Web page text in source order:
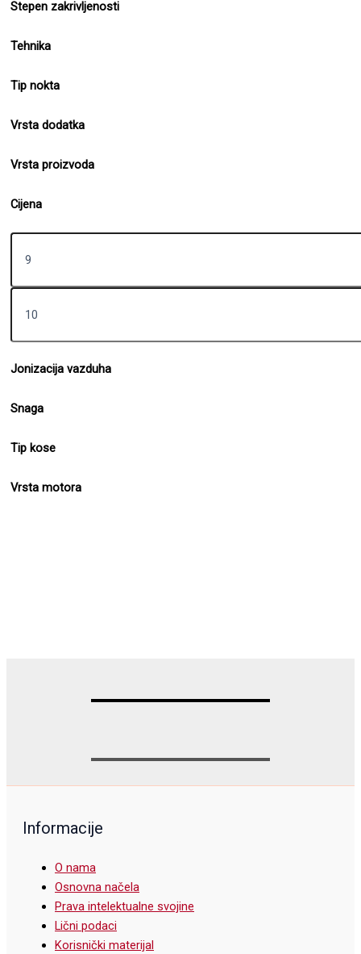
Stepen zakrivljenosti
Tehnika
Tip nokta
Vrsta dodatka
Vrsta proizvoda
Cijena
Jonizacija vazduha
Snaga
Tip kose
Vrsta motora
Informacije
O nama
Osnovna načela
Prava intelektualne svojine
Lični podaci
Korisnički materijal